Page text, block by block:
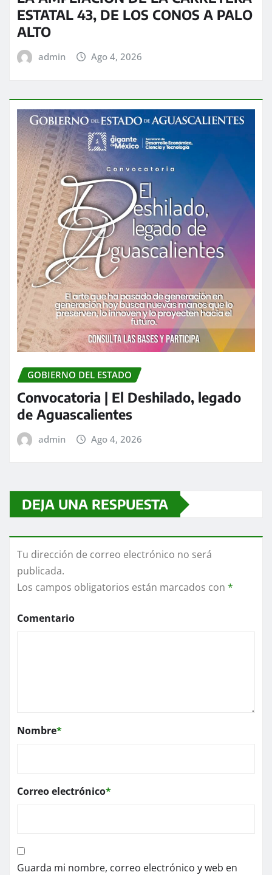
ESTATAL 43, DE LOS CONOS A PALO
ALTO
admin Ago 4, 2026
GOBIERNO DEL ESTADO
Convocatoria | El Deshilado, legado
de Aguascalientes
admin Ago 4, 2026
DEJA UNA RESPUESTA
Tu dirección de correo electrónico no será
publicada.
Los campos obligatorios están marcados con *
Comentario
Nombre*
Correo electrónico*
Guarda mi nombre, correo electrónico y web en